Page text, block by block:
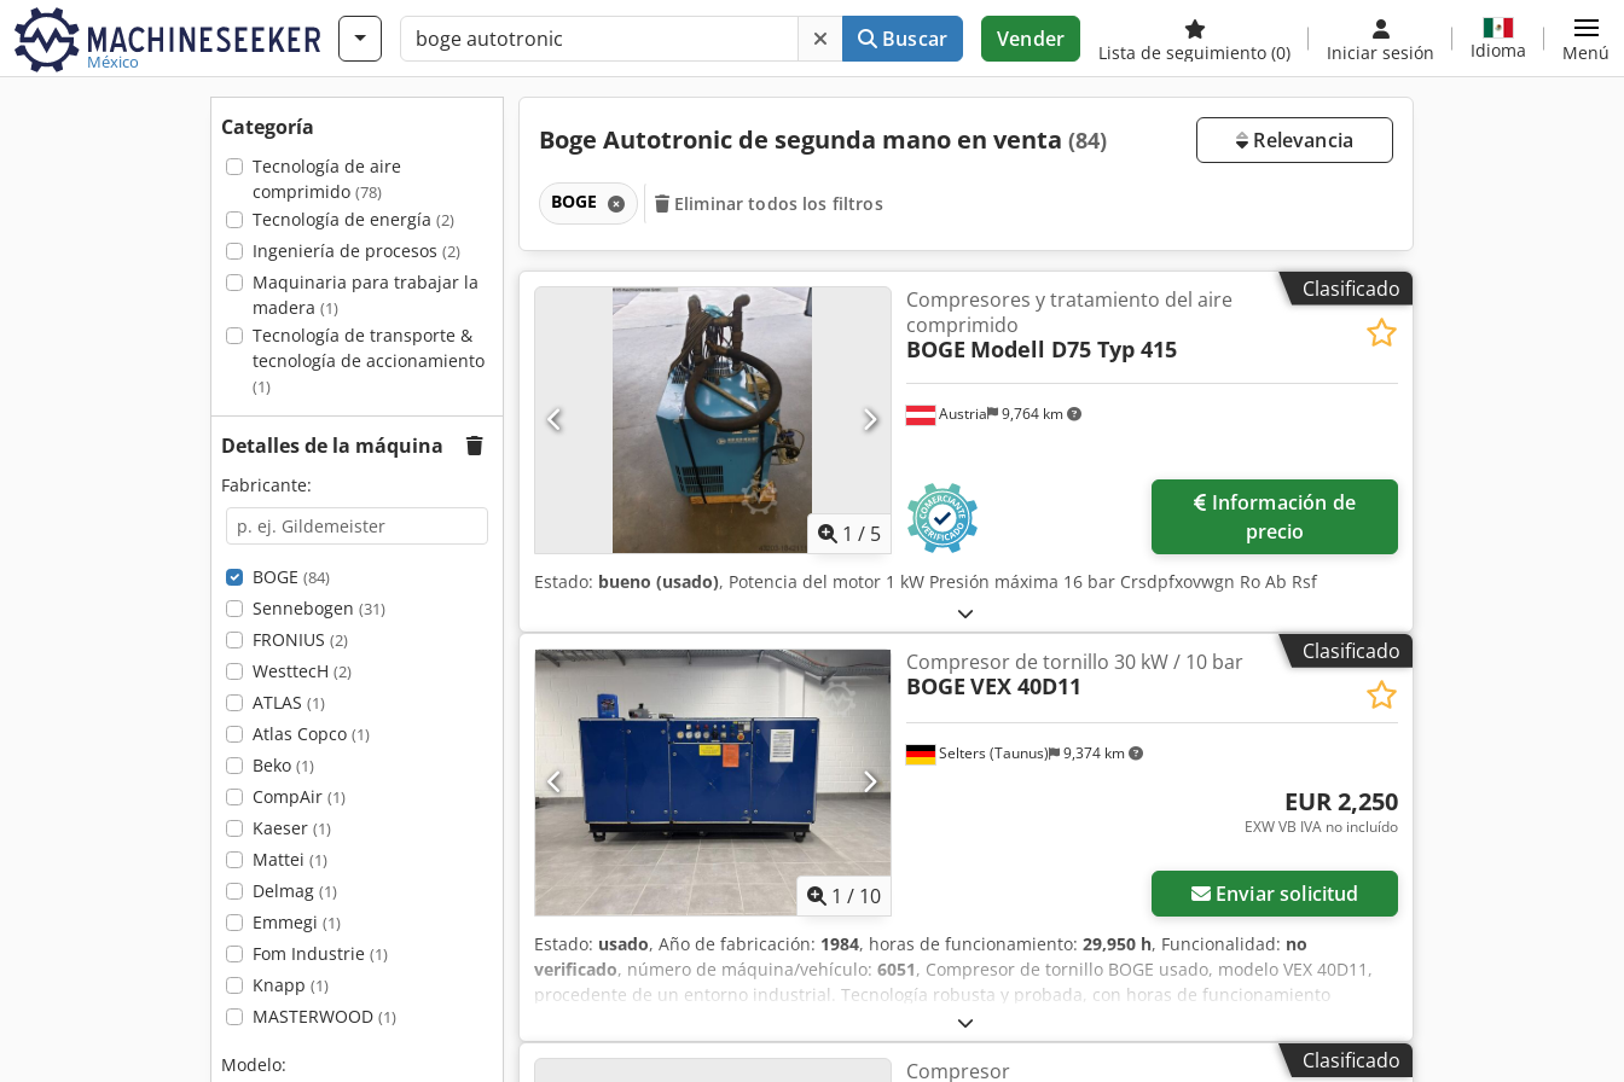
México
Buscar Vender
Lista de seguimiento (0) Iniciar sesión Idioma Menú
Categoría
Tecnología de aire
comprimido (78)
Tecnología de energía (2)
Ingeniería de procesos (2)
Maquinaria para trabajar la
madera (1)
Tecnología de transporte &
tecnología de accionamiento
(1)
Detalles de la máquina
Fabricante:
BOGE (84)
Sennebogen (31)
FRONIUS (2)
WesttecH (2)
ATLAS (1)
Atlas Copco (1)
Beko (1)
CompAir (1)
Kaeser (1)
Mattei (1)
Delmag (1)
Emmegi (1)
Fom Industrie (1)
Knapp (1)
MASTERWOOD (1)
Modelo:
Boge Autotronic de segunda mano en venta (84) Relevancia
BOGE Eliminar todos los filtros
Clasificado
1 / 5
Austria 9,764 km
Compresores y tratamiento del aire
comprimido
BOGE Modell D75 Typ 415
precio
Estado: bueno (usado), Potencia del motor 1 kW Presión máxima 16 bar Crsdpfxovwgn Ro Ab Rsf
Clasificado
1 / 10
Selters (Taunus) 9,374 km
Compresor de tornillo 30 kW / 10 bar
BOGE VEX 40D11
EUR 2,250
EXW VB IVA no incluído
Enviar solicitud
Estado: usado, Año de fabricación: 1984, horas de funcionamiento: 29,950 h, Funcionalidad: no
verificado, número de máquina/vehículo: 6051, Compresor de tornillo BOGE usado, modelo VEX 40D11,
procedente de un entorno industrial. Tecnología robusta y probada, con horas de funcionamiento
documentadas, sistema de control y refrigeración. Apto para talleres, como equipo de reserva o para su
uso continuo. Datos técnicos: - Potencia: 30 kW - Caudal: aproximadamente 4,0 m³/min Csdjzrn Ahspfx Ab
Rorf - Presión máxima: 10 bares - Velocidad: 4.360 rpm - Conexión: 380/400 V, corriente trifásica -Clasificado
Compresor